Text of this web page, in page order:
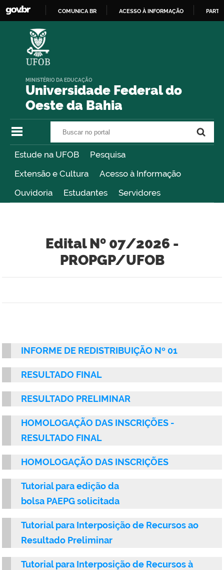
COMUNICA BR ACESSO À INFORMAÇÃO
Universidade Federal do
Oeste da Bahia
MINISTÉRIO DA EDUCAÇÃO
Estude na UFOB
Pesquisa
Extensão e Cultura
Acesso à Informação
Ouvidoria
Estudantes Servidores
Edital Nº 07/2026 -
PROPGP/UFOB
INFORME DE REDISTRIBUIÇÃO Nº 01
RESULTADO FINAL
RESULTADO PRELIMINAR
HOMOLOGAÇÃO DAS INSCRIÇÕES -
RESULTADO FINAL
HOMOLOGAÇÃO DAS INSCRIÇÕES
Tutorial para edição da
bolsa PAEPG solicitada
Tutorial para Interposição de Recursos ao
Resultado Preliminar
Tutorial para Interposição de Recursos à